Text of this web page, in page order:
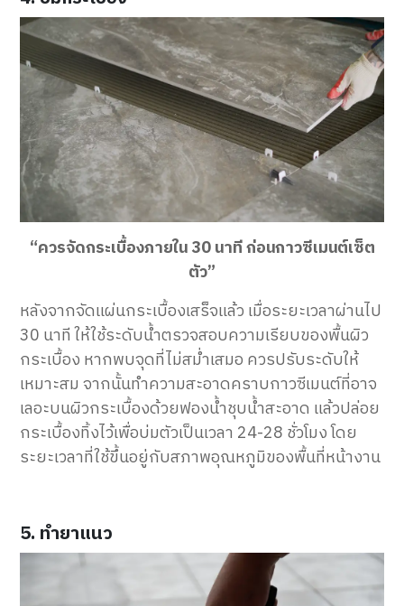
“ควรจัดกระเบื้องภายใน 30 นาที ก่อนกาวซีเมนต์เซ็ต
ตัว”
หลังจากจัดแผ่นกระเบื้องเสร็จแล้ว เมื่อระยะเวลาผ่านไป
30 นาที ให้ใช้ระดับน้ำตรวจสอบความเรียบของพื้นผิว
กระเบื้อง หากพบจุดที่ไม่สม่ำเสมอ ควรปรับระดับให้
เหมาะสม จากนั้นทำความสะอาดคราบกาวซีเมนต์ที่อาจ
เลอะบนผิวกระเบื้องด้วยฟองน้ำชุบน้ำสะอาด แล้วปล่อย
กระเบื้องทิ้งไว้เพื่อบ่มตัวเป็นเวลา 24-28 ชั่วโมง โดย
ระยะเวลาที่ใช้ขึ้นอยู่กับสภาพอุณหภูมิของพื้นที่หน้างาน
5. ทำยาแนว